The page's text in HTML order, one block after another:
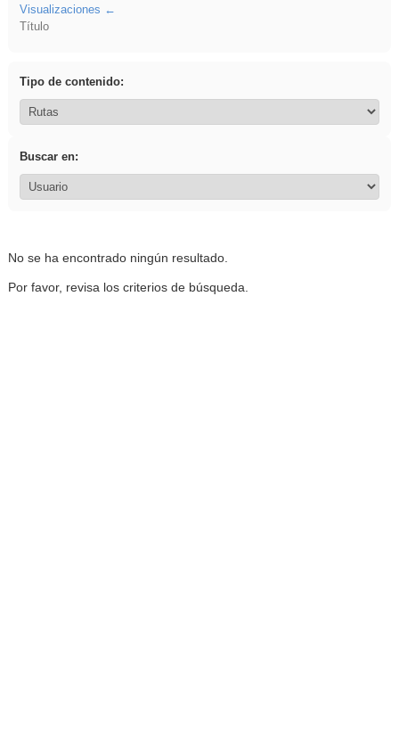
Visualizaciones
Título
Tipo de contenido:
Buscar en:
No se ha encontrado ningún resultado.
Por favor, revisa los criterios de búsqueda.